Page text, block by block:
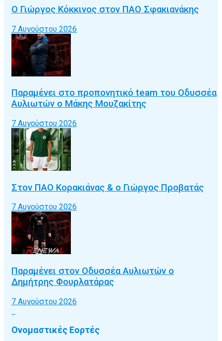
Ο Γιώργος Κόκκινος στον ΠΑΟ Σφακιανάκης
7 Αυγούστου 2026
Παραμένει στο προπονητικό team του Οδυσσέα
Αυλιωτών ο Μάκης Μουζακίτης
7 Αυγούστου 2026
Στον ΠΑΟ Κορακιάνας & ο Γιώργος Προβατάς
7 Αυγούστου 2026
Παραμένει στον Οδυσσέα Αυλιωτών ο
Δημήτρης Φουρλατάρας
7 Αυγούστου 2026
Ονομαστικές Εορτές